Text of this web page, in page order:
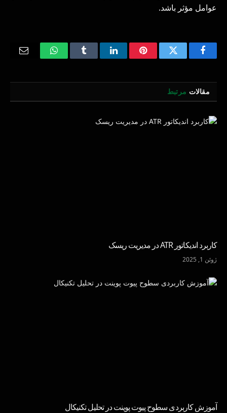
عوامل مؤثر باشد.
Facebook
Twitter
Pinterest
LinkedIn
Tumblr
WhatsApp
مقالات مرتبط
کاربرد اندیکاتور ATR در مدیریت ریسک
ژوئن 1, 2025
آموزش کاربردی سطوح پیوت پوینت در تحلیل تکنیکال